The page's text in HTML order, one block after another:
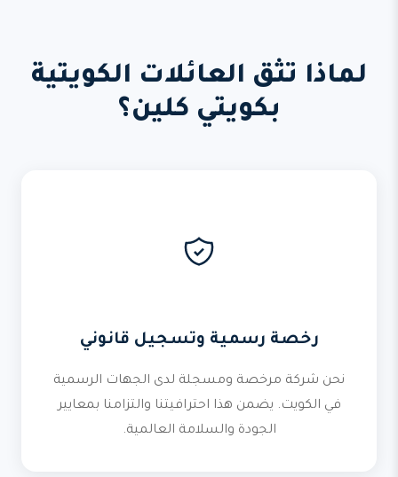
لماذا تثق العائلات الكويتية
بكويتي كلين؟
رخصة رسمية وتسجيل قانوني
نحن شركة مرخصة ومسجلة لدى الجهات الرسمية
في الكويت. يضمن هذا احترافيتنا والتزامنا بمعايير
الجودة والسلامة العالمية.